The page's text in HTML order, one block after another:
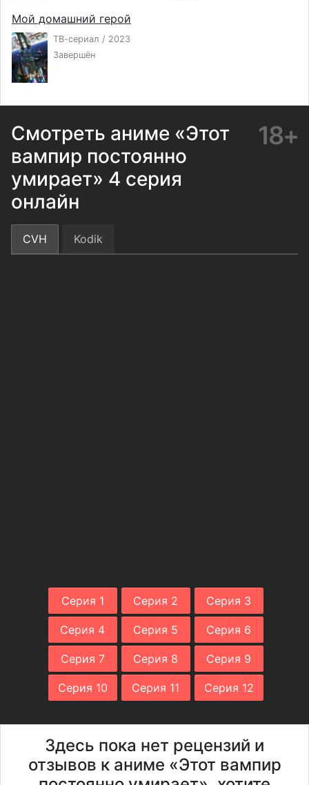
Мой домашний герой
ТВ-сериал / 2023
Завершён
Смотреть аниме «Этот
вампир постоянно
умирает» 4 серия
онлайн
18+
CVH Kodik
Серия 1 Серия 2 Серия 3
Серия 4 Серия 5 Серия 6
Серия 7 Серия 8 Серия 9
Серия 10 Серия 11 Серия 12
Здесь пока нет рецензий и
отзывов к аниме «Этот вампир